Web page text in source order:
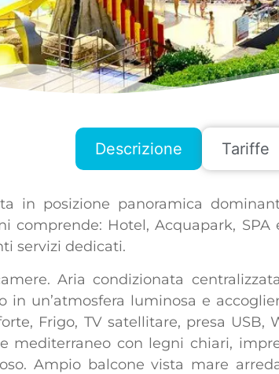
Descrizione Tariffe
in posizione panoramica
comprende: Hotel, Acquapark,
servizi dedicati.
Aria condizionata
in un’atmosfera luminosa e
Frigo, TV satellitare, presa
mediterraneo con legni chiari,
Ampio balcone vista mare